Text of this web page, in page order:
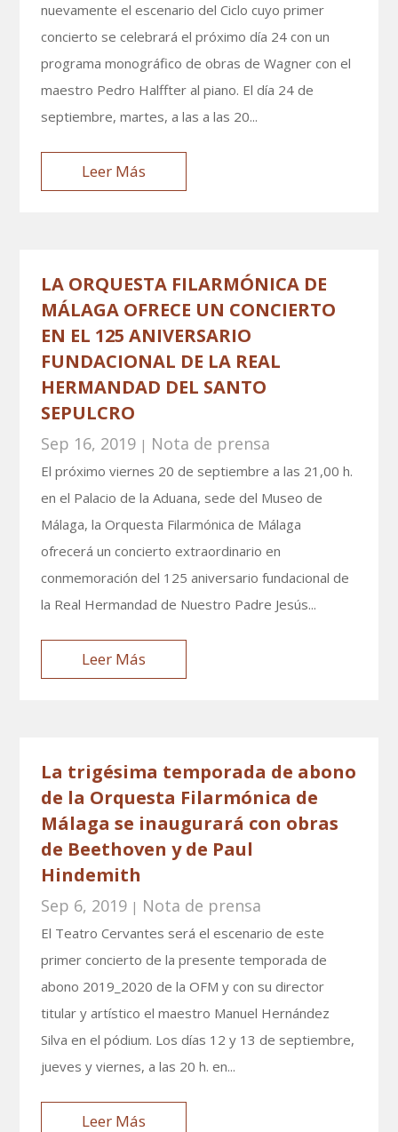
nuevamente el escenario del Ciclo cuyo primer
concierto se celebrará el próximo día 24 con un
programa monográfico de obras de Wagner con el
maestro Pedro Halffter al piano. El día 24 de
septiembre, martes, a las a las 20...
Leer Más
LA ORQUESTA FILARMÓNICA DE
MÁLAGA OFRECE UN CONCIERTO
EN EL 125 ANIVERSARIO
FUNDACIONAL DE LA REAL
HERMANDAD DEL SANTO
SEPULCRO
Sep 16, 2019 | Nota de prensa
El próximo viernes 20 de septiembre a las 21,00 h.
en el Palacio de la Aduana, sede del Museo de
Málaga, la Orquesta Filarmónica de Málaga
ofrecerá un concierto extraordinario en
conmemoración del 125 aniversario fundacional de
la Real Hermandad de Nuestro Padre Jesús...
Leer Más
La trigésima temporada de abono
de la Orquesta Filarmónica de
Málaga se inaugurará con obras
de Beethoven y de Paul
Hindemith
Sep 6, 2019 | Nota de prensa
El Teatro Cervantes será el escenario de este
primer concierto de la presente temporada de
abono 2019_2020 de la OFM y con su director
titular y artístico el maestro Manuel Hernández
Silva en el pódium. Los días 12 y 13 de septiembre,
jueves y viernes, a las 20 h. en...
Leer Más